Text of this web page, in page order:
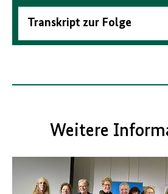
Transkript zur Folge
Weitere